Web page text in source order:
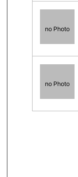
no Photo
no Photo